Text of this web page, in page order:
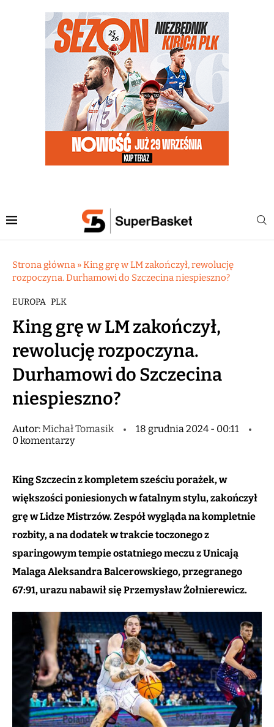
Strona główna »King grę w LM zakończył, rewolucję
rozpoczyna. Durhamowi do Szczecina niespieszno?
EUROPA PLK
King grę w LM zakończył,
rewolucję rozpoczyna.
Durhamowi do Szczecina
niespieszno?
Autor:Michał Tomasik
18 grudnia 2024 - 00:11
0 komentarzy
King Szczecin z kompletem sześciu porażek, w
większości poniesionych w fatalnym stylu, zakończył
grę w Lidze Mistrzów. Zespół wygląda na kompletnie
rozbity, a na dodatek w trakcie toczonego z
sparingowym tempie ostatniego meczu z Unicają
Malaga Aleksandra Balcerowskiego, przegranego
67:91, urazu nabawił się Przemysław Żołnierewicz.